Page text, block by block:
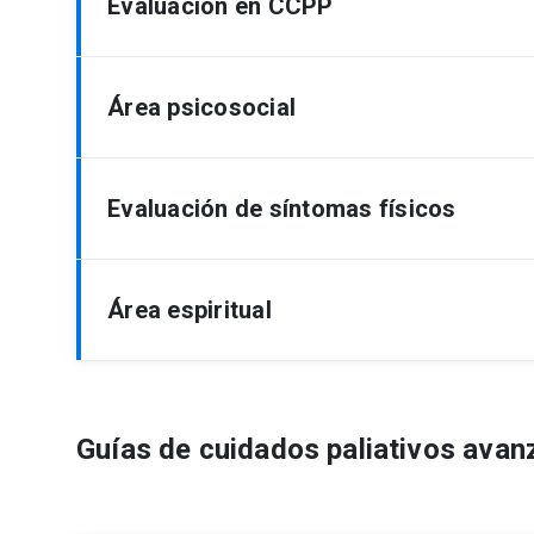
Evaluación en CCPP
Planificación e implantación de servicios de
Área psicosocial
Evaluación de síntomas físicos
Guía de recomendaciones prácticas: uso de la
Área espiritual
Guías de cuidados paliativos